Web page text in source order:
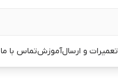
تعمیرات و ارسالآموزشتماس با ما